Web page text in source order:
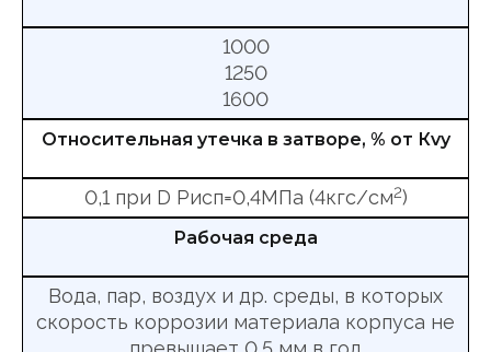
1000
1250
1600
Относительная утечка в затворе, % от Кvy
0,1 при D Рисп=0,4МПа (4кгс/см2)
Рабочая среда
Вода, пар, воздух и др. среды, в которых
скорость коррозии материала корпуса не